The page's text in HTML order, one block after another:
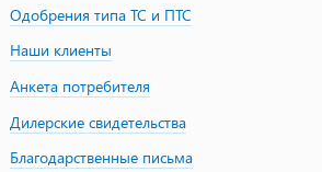
Одобрения типа ТС и ПТС
Наши клиенты
Анкета потребителя
Дилерские свидетельства
Благодарственные письма